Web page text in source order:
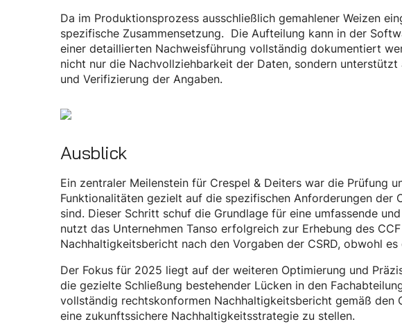
Da im Produktionsprozess ausschließlich gemahlener Weizen
spezifische Zusammensetzung. Die Aufteilung kann in der
einer detaillierten Nachweisführung vollständig dokumentiert
nicht nur die Nachvollziehbarkeit der Daten, sondern
und Verifizierung der Angaben.
Ausblick
Ein zentraler Meilenstein für Crespel & Deiters war die Prüfung
Funktionalitäten gezielt auf die spezifischen Anforderungen der
sind. Dieser Schritt schuf die Grundlage für eine umfassende
nutzt das Unternehmen Tanso erfolgreich zur Erhebung des
Nachhaltigkeitsbericht nach den Vorgaben der CSRD, obwohl
Der Fokus für 2025 liegt auf der weiteren Optimierung und
die gezielte Schließung bestehender Lücken in den
vollständig rechtskonformen Nachhaltigkeitsbericht gemäß den
eine zukunftssichere Nachhaltigkeitsstrategie zu stellen.